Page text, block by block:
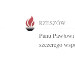
RZESZÓW
Panu
szczerego